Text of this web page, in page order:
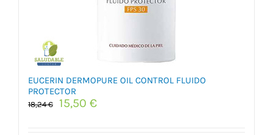
EUCERIN DERMOPURE OIL CONTROL FLUIDO
PROTECTOR
18,24€
El
15,50 €El